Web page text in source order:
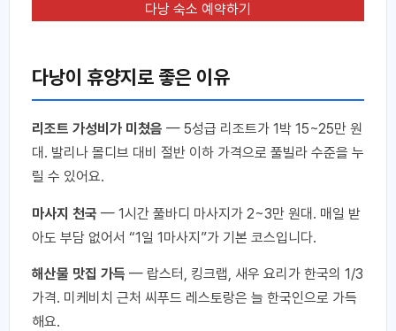
다낭 숙소 예약하기
다낭이 휴양지로 좋은 이유
리조트 가성비가 미쳤음 — 5성급 리조트가 1박 15~25만 원
대. 발리나 몰디브 대비 절반 이하 가격으로 풀빌라 수준을 누
릴 수 있어요.
마사지 천국 — 1시간 풀바디 마사지가 2~3만 원대. 매일 받
아도 부담 없어서 “1일 1마사지”가 기본 코스입니다.
해산물 맛집 가득 — 랍스터, 킹크랩, 새우 요리가 한국의 1/3
가격. 미케비치 근처 씨푸드 레스토랑은 늘 한국인으로 가득
해요.